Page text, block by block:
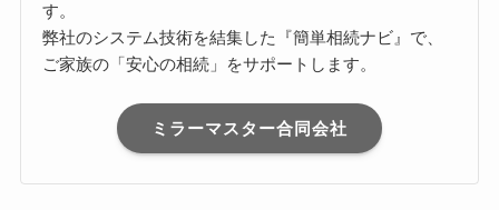
す。
弊社のシステム技術を結集した『簡単相続ナビ』で、
ご家族の「安心の相続」をサポートします。
ミラーマスター合同会社